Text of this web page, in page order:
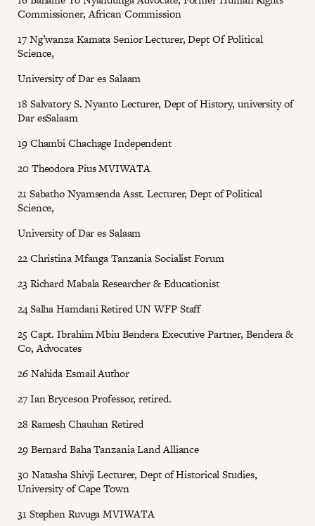
Commissioner, African Commission
17 Ng’wanza Kamata Senior Lecturer, Dept Of Political
Science,
University of Dar es Salaam
18 Salvatory S. Nyanto Lecturer, Dept of History, university of
Dar esSalaam
19 Chambi Chachage Independent
20 Theodora Pius MVIWATA
21 Sabatho Nyamsenda Asst. Lecturer, Dept of Political
Science,
University of Dar es Salaam
22 Christina Mfanga Tanzania Socialist Forum
23 Richard Mabala Researcher & Educationist
24 Salha Hamdani Retired UN WFP Staff
25 Capt. Ibrahim Mbiu Bendera Executive Partner, Bendera &
Co, Advocates
26 Nahida Esmail Author
27 Ian Bryceson Professor, retired.
28 Ramesh Chauhan Retired
29 Bernard Baha Tanzania Land Alliance
30 Natasha Shivji Lecturer, Dept of Historical Studies,
University of Cape Town
31 Stephen Ruvuga MVIWATA